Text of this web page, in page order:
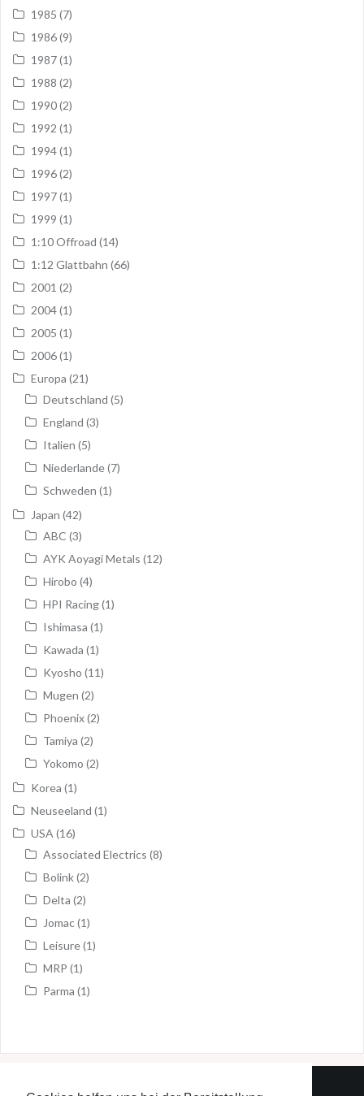
1985 (7)
1986(9)
1987(1)
1988 (2)
1990(2)
1992 (1)
1994(1)
1996(2)
1997(1)
1999 (1)
1:10 Offroad (14)
1:12 Glattbahn (66)
2001 (2)
2004(1)
2005 (1)
2006(1)
Europa (21)
Deutschland (5)
England (3)
Italien (5)
Niederlande(7)
Schweden (1)
Japan (42)
ABC (3)
AYK Aoyagi Metals (12)
Hirobo (4)
HPI Racing(1)
Ishimasa (1)
Kawada (1)
Kyosho (11)
Mugen (2)
Phoenix(2)
Tamiya (2)
Yokomo (2)
Korea (1)
Neuseeland (1)
USA (16)
Associated Electrics (8)
Bolink(2)
Delta (2)
Jomac(1)
Leisure(1)
MRP (1)
Parma (1)